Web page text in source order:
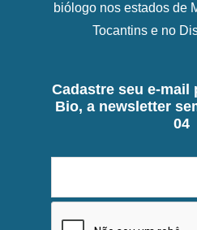
biólogo nos estados de
Tocantins e no
Cadastre seu e-mail
Bio, a newsletter
04